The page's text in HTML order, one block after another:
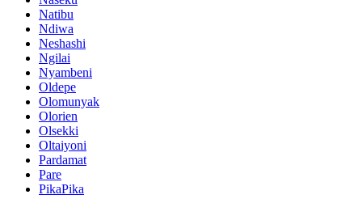
Natibu
Ndiwa
Neshashi
Ngilai
Nyambeni
Oldepe
Olomunyak
Olorien
Olsekki
Oltaiyoni
Pardamat
Pare
PikaPika